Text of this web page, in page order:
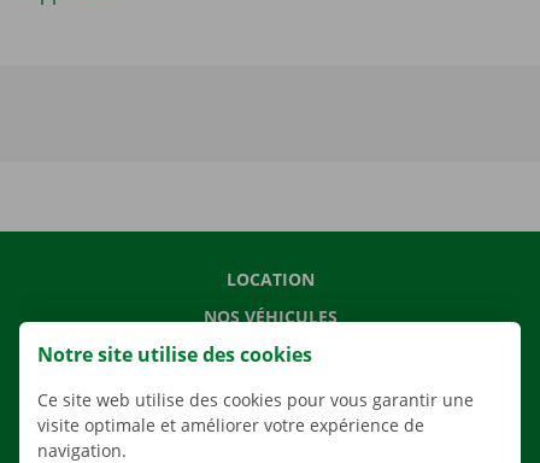
LOCATION
NOS VÉHICULES
NOS SERVICES
AGENCES
APPLI
Notre site utilise des cookies
Ce site web utilise des cookies pour vous garantir une
visite optimale et améliorer votre expérience de
navigation.